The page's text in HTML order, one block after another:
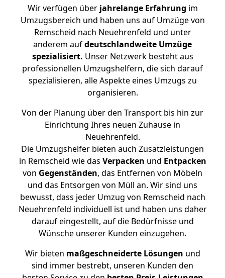
Wir verfügen überjahrelange Erfahrung im
Umzugsbereich und haben uns auf Umzüge von
Remscheid nach Neuehrenfeld und unter
anderem aufdeutschlandweite Umzüge
spezialisiert. Unser Netzwerk besteht aus
professionellen Umzugshelfern, die sich darauf
spezialisieren, alle Aspekte eines Umzugs zu
organisieren.
Von der Planung über den Transport bis hin zur
Einrichtung Ihres neuen Zuhause in
Neuehrenfeld.
Die Umzugshelfer bieten auch Zusatzleistungen
in Remscheid wie das Verpacken und Entpacken
von Gegenständen, das Entfernen von Möbeln
und das Entsorgen von Müll an. Wir sind uns
bewusst, dass jeder Umzug von Remscheid nach
Neuehrenfeld individuell ist und haben uns daher
darauf eingestellt, auf die Bedürfnisse und
Wünsche unserer Kunden einzugehen.
Wir bieten maßgeschneiderte Lösungen und
sind immer bestrebt, unseren Kunden den